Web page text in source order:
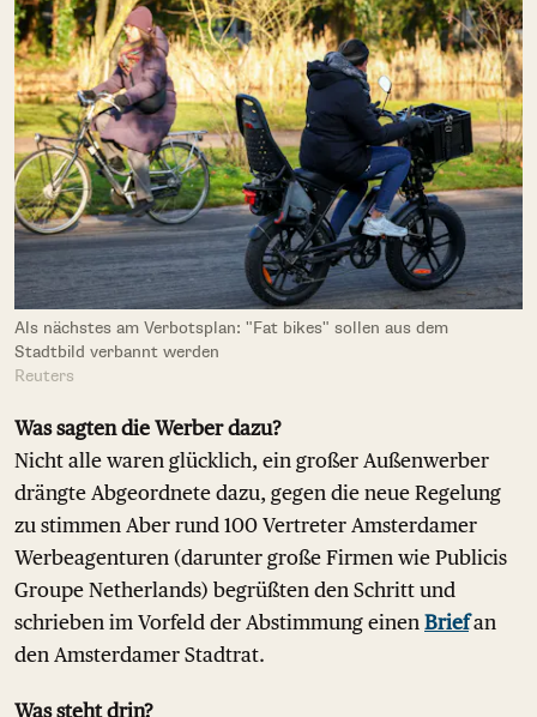
Als nächstes am Verbotsplan: "Fat bikes" sollen aus dem
Stadtbild verbannt werden
Reuters
Was sagten die Werber dazu?
Nicht alle waren glücklich, ein großer Außenwerber
drängte Abgeordnete dazu, gegen die neue Regelung
zu stimmen Aber rund 100 Vertreter Amsterdamer
Werbeagenturen (darunter große Firmen wie Publicis
Groupe Netherlands) begrüßten den Schritt und
schrieben im Vorfeld der Abstimmung einen Briefan
den Amsterdamer Stadtrat.
Was steht drin?